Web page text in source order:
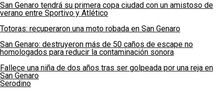
San Genaro tendrá su primera copa ciudad con un amistoso de
verano entre Sportivo y Atlético
Totoras: recuperaron una moto robada en San Genaro
San Genaro: destruyeron más de 50 caños de escape no
homologados para reducir la contaminación sonora
Fallece una niña de dos años tras ser golpeada por una reja en
San Genaro
Serodino